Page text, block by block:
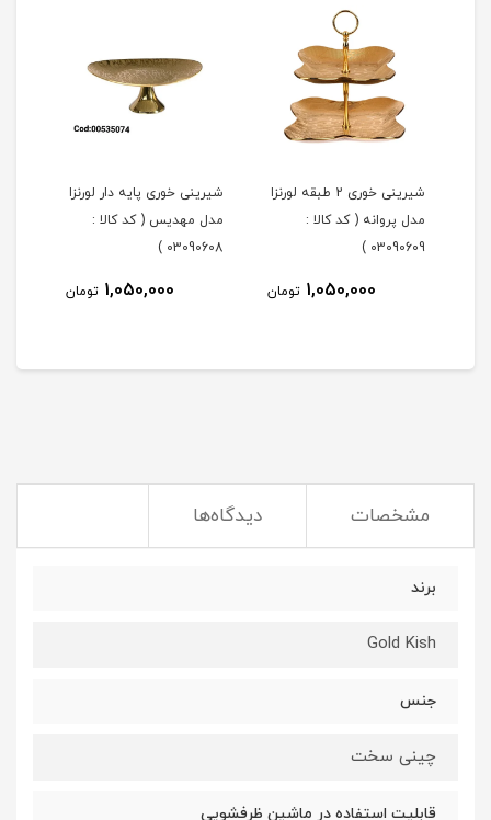
شیرینی خوری 2 طبقه لورنزا
مدل پروانه ( کد کالا :
03090609 )
1,050,000 تومان
شیرینی خوری پایه دار لورنزا
مدل مهدیس ( کد کالا :
03090608 )
1,050,000 تومان
مشخصات دیدگاه‌ها
برند
Gold Kish
جنس
چینی سخت
قابلیت استفاده در ماشین ظرفشویی